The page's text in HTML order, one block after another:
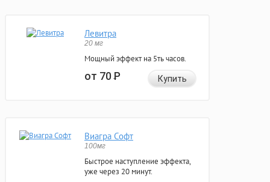
Левитра
20 мг
Мощный эффект на 5ть часов.
от 70Р Купить
Виагра Софт
100мг
Быстрое наступление эффекта,
уже через 20 минут.